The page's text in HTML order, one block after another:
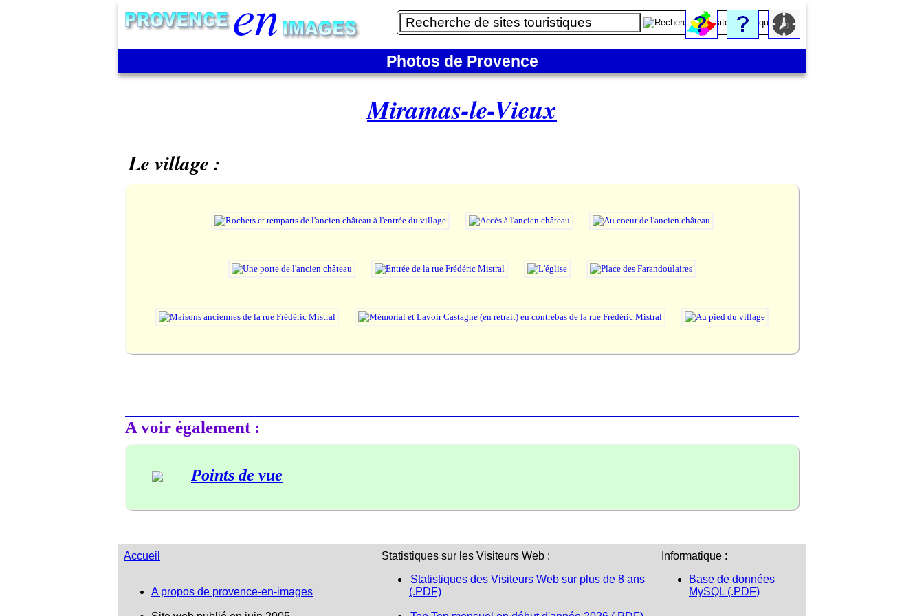
Photos de Provence
Miramas-le-Vieux
Le village :
A voir également :
Points de vue
Accueil
A propos de provence-en-images
Statistiques sur les Visiteurs Web :
Statistiques des Visiteurs Web sur plus de 8 ans
(.PDF)
Informatique :
Base de données
MySQL (.PDF)